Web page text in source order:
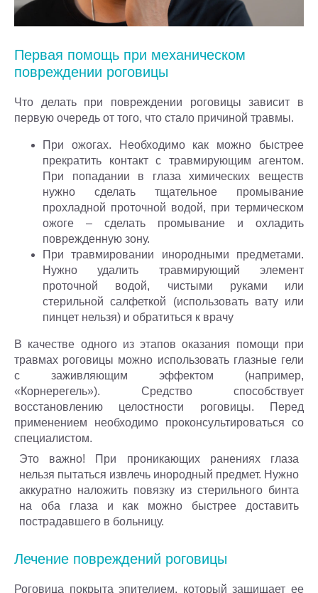
Первая помощь при механическом
повреждении роговицы
Что делать при повреждении роговицы зависит в
первую очередь от того, что стало причиной травмы.
При ожогах. Необходимо как можно быстрее
прекратить контакт с травмирующим агентом.
При попадании в глаза химических веществ
нужно сделать тщательное промывание
прохладной проточной водой, при термическом
ожоге – сделать промывание и охладить
поврежденную зону.
При травмировании инородными предметами.
Нужно удалить травмирующий элемент
проточной водой, чистыми руками или
стерильной салфеткой (использовать вату или
пинцет нельзя) и обратиться к врачу
В качестве одного из этапов оказания помощи при
травмах роговицы можно использовать глазные гели
с заживляющим эффектом (например,
«Корнерегель»). Средство способствует
восстановлению целостности роговицы. Перед
применением необходимо проконсультироваться со
специалистом.
Это важно! При проникающих ранениях глаза
нельзя пытаться извлечь инородный предмет. Нужно
аккуратно наложить повязку из стерильного бинта
на оба глаза и как можно быстрее доставить
пострадавшего в больницу.
Лечение повреждений роговицы
Роговица покрыта эпителием, который защищает ее